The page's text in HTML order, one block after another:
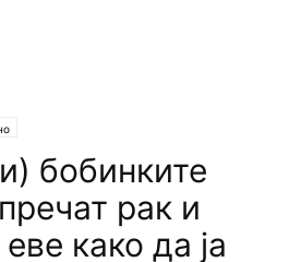
бобинките
рак и
како да ја